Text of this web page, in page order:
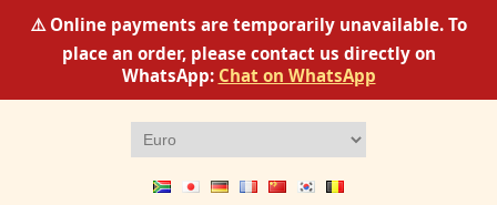
⚠️ Online payments are temporarily unavailable. To
place an order, please contact us directly on
WhatsApp: Chat on WhatsApp